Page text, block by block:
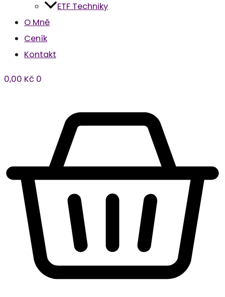
ETF Techniky
O Mně
Ceník
Kontakt
0,00 Kč 0